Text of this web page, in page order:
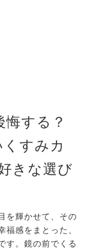
する？
すみカ
きな選び
を輝かせて、その
感をまとった、
す。鏡の前でくる